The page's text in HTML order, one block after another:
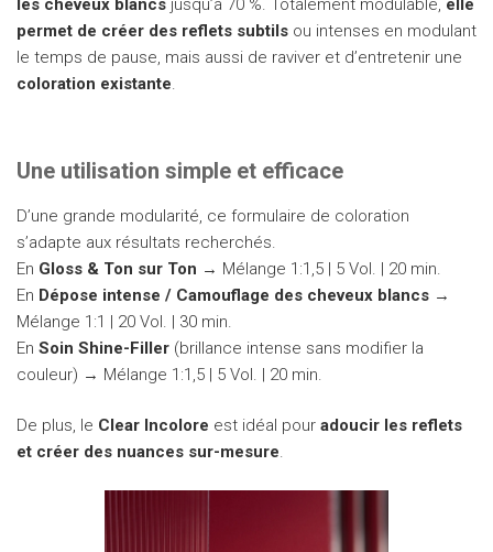
les cheveux blancs jusqu’à 70 %. Totalement modulable, elle
permet de créer des reflets subtils ou intenses en modulant
le temps de pause, mais aussi de raviver et d’entretenir une
coloration existante.
Une utilisation simple et efficace
D’une grande modularité, ce formulaire de coloration
s’adapte aux résultats recherchés.
En Gloss & Ton sur Ton → Mélange 1:1,5 | 5 Vol. | 20 min.
En Dépose intense / Camouflage des cheveux blancs →
Mélange 1:1 | 20 Vol. | 30 min.
En Soin Shine-Filler (brillance intense sans modifier la
couleur) → Mélange 1:1,5 | 5 Vol. | 20 min.
De plus, le Clear Incolore est idéal pour adoucir les reflets
et créer des nuances sur-mesure.